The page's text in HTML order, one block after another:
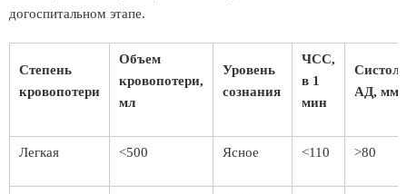
догоспитальном этапе.
Степень
кровопотери
Объем
кровопотери,
мл
Уровень
сознания
ЧСС,
в 1
мин
АД,
Легкая <500 Ясное <110 >80